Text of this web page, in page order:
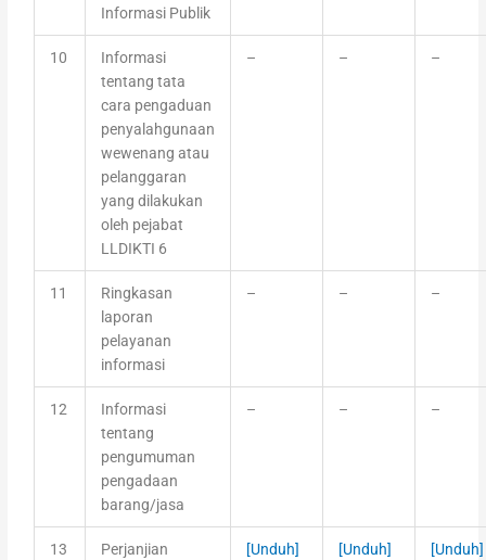
Informasi Publik
10
Informasi
tentang tata
cara pengaduan
penyalahgunaan
wewenang atau
pelanggaran
yang dilakukan
oleh pejabat
LLDIKTI 6
– – –
11
Ringkasan
laporan
pelayanan
informasi
– – –
12
Informasi
tentang
pengumuman
pengadaan
barang/jasa
– – –
13
Perjanjian
[Unduh] [Unduh] [Unduh]